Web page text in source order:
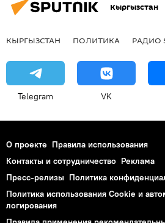
Кыргызстан
КЫРГЫЗСТАН ПОЛИТИКА РАДИО
Telegram VK
О проекте Правила использования
Контакты и сотрудничество Реклама
Пресс-релизы Политика
Политика использования Cookie и
логирования